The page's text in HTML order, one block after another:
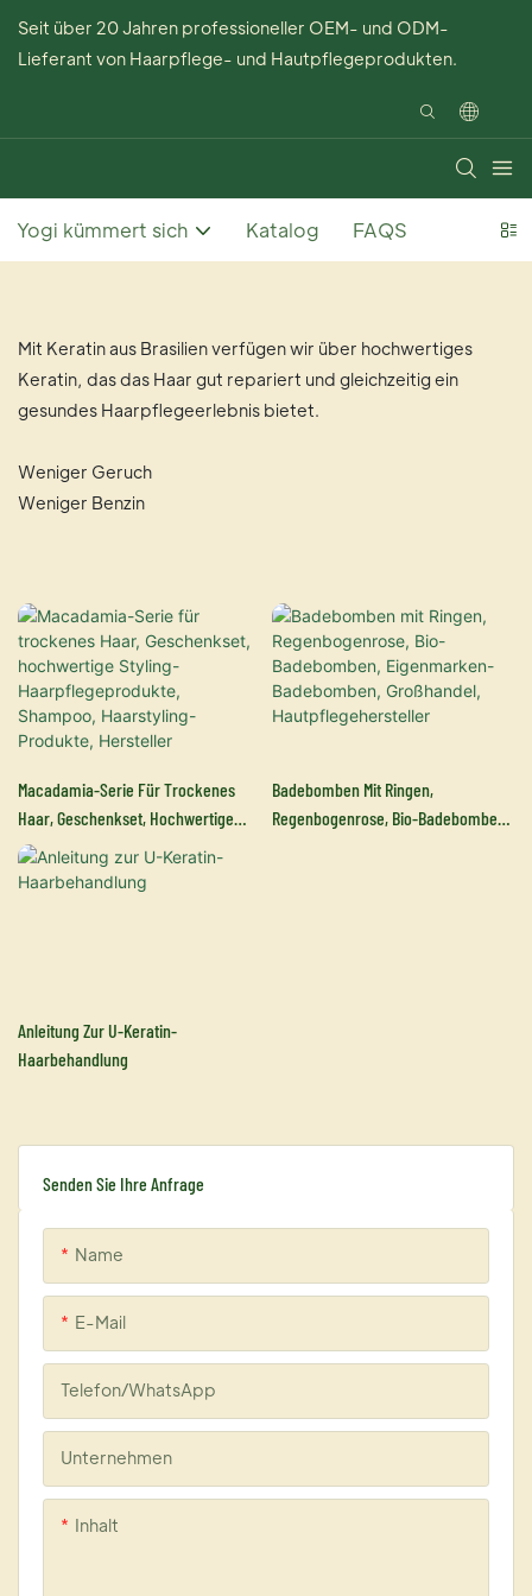
Seit über 20 Jahren professioneller OEM- und ODM-
Lieferant von Haarpflege- und Hautpflegeprodukten.
Yogi kümmert sich Katalog FAQS
Senden Sie Ihre Anfrage
Name
E-Mail
Telefon/WhatsApp
Unternehmen
Inhalt
Mit Keratin aus Brasilien verfügen wir über hochwertiges
Keratin, das das Haar gut repariert und gleichzeitig ein
gesundes Haarpflegeerlebnis bietet.
Weniger Geruch
Weniger Benzin
Macadamia-Serie Für Trockenes
Haar, Geschenkset, Hochwertige
Styling-Haarpflegeprodukte,
Shampoo, Haarstyling-Produkte,
Badebomben Mit Ringen,
Regenbogenrose, Bio-Badebomben,
Anleitung Zur U-Keratin-
Haarbehandlung